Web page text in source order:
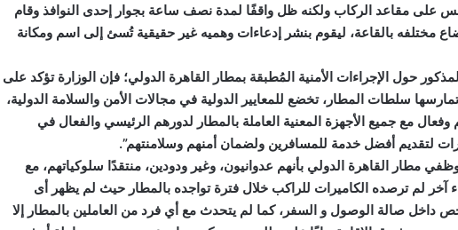
على مقاعد الركاب ولكنه ظل واقفًا لمدة نصف ساعة بجوار إحدى النوافذ وقام
مختلفه بالقاعة، ليقوم بنشر إدعاءات وهميه غير حقيقية تُسئ إلى اسم ومكانة
حول الإجراءات الأمنية المُطبقة بمطار القاهرة الدولي؛ فإن الوزارة تؤكد على
تمارسها سلطات المطار، تخضع للمعايير الدولية في مجالات الأمن والسلامة الدولية،
مع جميع الأجهزة المعنية العاملة بالمطار لدورهم الرئيسي والفعال في
لتقديم أفضل خدمة للمسافرين ولضمان أمنهم وسلامنتهم”.
مطار القاهرة الدولي بأنهم عدوانيون، وغير ودودين، منتقدًا سلوكياتهم، مع
آخر لم ترصده الكاميرات للراكب خلال فترة تواجده بالمطار حيث لم يظهر أى
داخل صالة الوصول و السفر، كما لم يتحدث مع أي فرد من العاملين بالمطار إلا